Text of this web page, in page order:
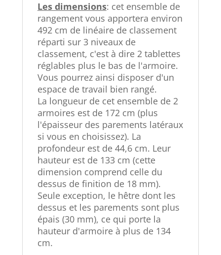
Les dimensions: cet ensemble de
rangement vous apportera environ
492 cm de linéaire de classement
réparti sur 3 niveaux de
classement, c'est à dire 2 tablettes
réglables plus le bas de l'armoire.
Vous pourrez ainsi disposer d'un
espace de travail bien rangé.
La longueur de cet ensemble de 2
armoires est de 172 cm (plus
l'épaisseur des parements latéraux
si vous en choisissez). La
profondeur est de 44,6 cm. Leur
hauteur est de 133 cm (cette
dimension comprend celle du
dessus de finition de 18 mm).
Seule exception, le hêtre dont les
dessus et les parements sont plus
épais (30 mm), ce qui porte la
hauteur d'armoire à plus de 134
cm.